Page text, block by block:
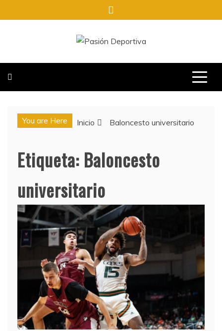
al
You are Here Inicio Baloncesto universitario
Etiqueta: Baloncesto
universitario